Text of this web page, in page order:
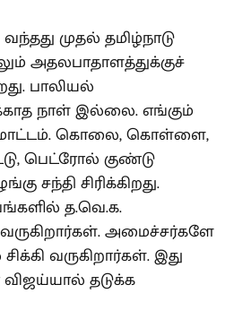
முதல் தமிழ்நாடு
அதலபாதாளத்துக்குச்
பாலியல்
நாள் இல்லை. எங்கும்
கொலை, கொள்ளை,
பெட்ரோல் குண்டு
சந்தி சிரிக்கிறது.
த.வெ.க.
அமைச்சர்களே
வருகிறார்கள். இது
தடுக்க